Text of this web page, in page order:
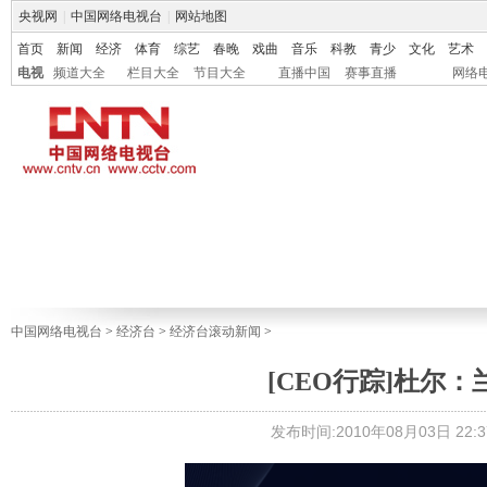
央视网 中国网络电视台 网站地图
首页 新闻 经济 体育 综艺 春晚 戏曲 音乐 科教 青少 文化
艺术
电视
频道大全 栏目大全 节目大全 直播中国 赛事直播 网络
中国网络电视台 > 经济台 > 经济台滚动新闻 >
[CEO行踪]杜尔：
发布时间:2010年08月03日